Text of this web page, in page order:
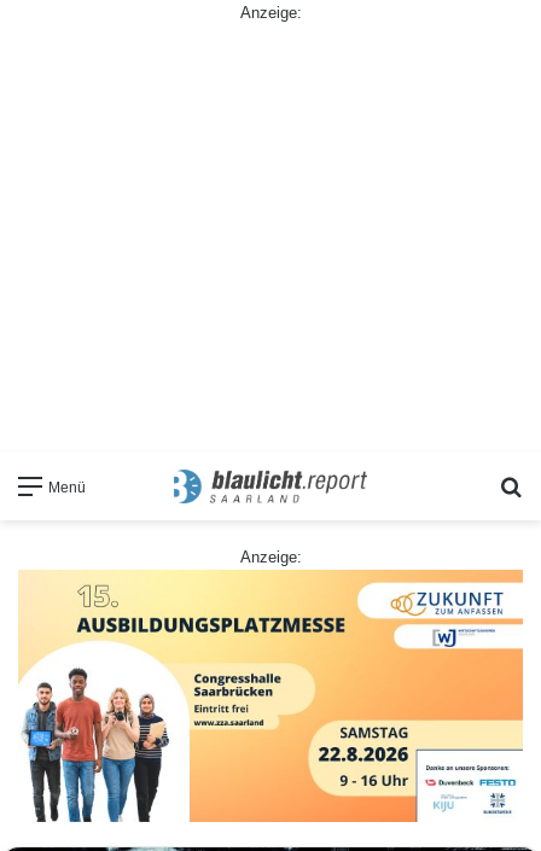
Anzeige:
Menü
Anzeige: